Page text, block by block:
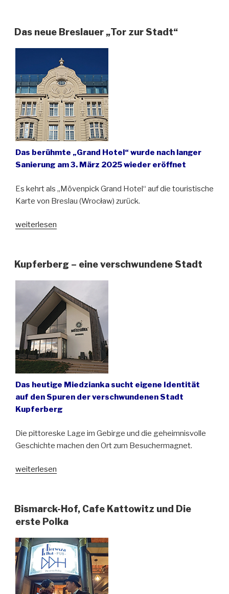
Kulturbrauerei
Das neue Breslauer „Tor zur Stadt“
Das berühmte „Grand Hotel“ wurde nach langer
Sanierung am 3. März 2025 wieder eröffnet
Es kehrt als „Mövenpick Grand Hotel“ auf die touristische
Karte von Breslau (Wrocław) zurück.
„Das
„Tor
weiterlesen
Kupferberg – eine verschwundene Stadt
Das heutige Miedzianka sucht eigene Identität
auf den Spuren der verschwundenen Stadt
Kupferberg
Die pittoreske Lage im Gebirge und die geheimnisvolle
Geschichte machen den Ort zum Besuchermagnet.
„Kupferberg
verschwundene
Stadt“
weiterlesen
Bismarck-Hof, Cafe Kattowitz und Die
erste Polka